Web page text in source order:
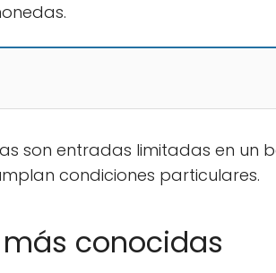
son entradas limitadas en
condiciones particulares.
conocidas